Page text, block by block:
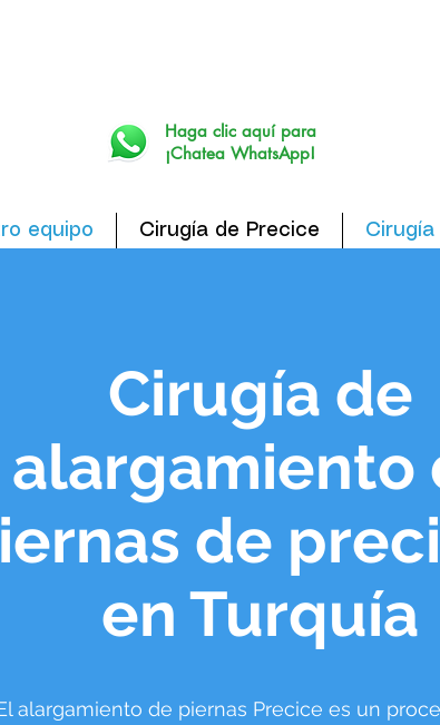
Haga clic aquí para
¡Chatea WhatsApp!
equipo Cirugía de Precice
Cirugía de
alargamiento
de
en Turquía
alargamiento de piernas Precice es un